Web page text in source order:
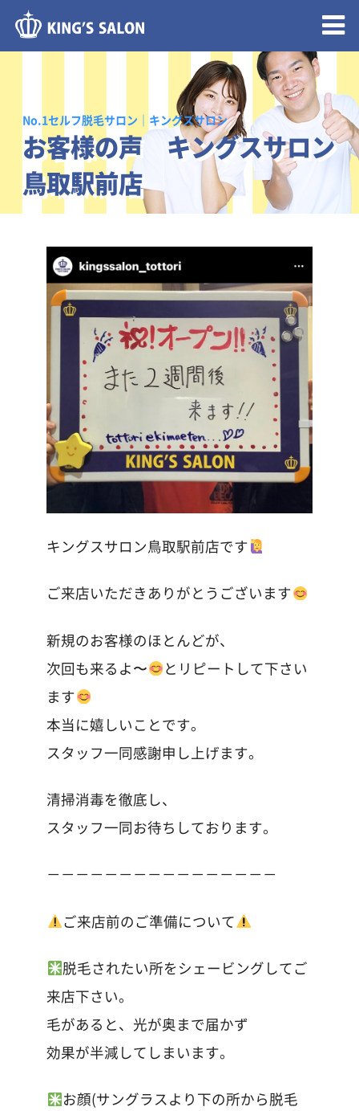
No.1セルフ脱毛サロン｜キングスサロン
お客様の声 キングスサロン
鳥取駅前店
キングスサロン鳥取駅前店です
ご来店いただきありがとうございます
新規のお客様のほとんどが、
次回も来るよ〜
とリピートして下さい
ます
本当に嬉しいことです。
スタッフ一同感謝申し上げます。
清掃消毒を徹底し、
スタッフ一同お待ちしております。
－－－－－－－－－－－－－－－－
ご来店前のご準備について
脱毛されたい所をシェービングしてご
来店下さい。
毛があると、光が奥まで届かず
効果が半減してしまいます。
お顔(サングラスより下の所から脱毛